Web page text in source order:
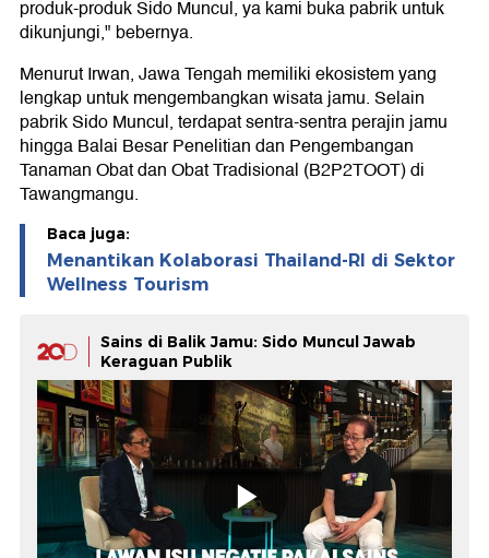
produk-produk Sido Muncul, ya kami buka pabrik untuk
dikunjungi," bebernya.
Menurut Irwan, Jawa Tengah memiliki ekosistem yang
lengkap untuk mengembangkan wisata jamu. Selain
pabrik Sido Muncul, terdapat sentra-sentra perajin jamu
hingga Balai Besar Penelitian dan Pengembangan
Tanaman Obat dan Obat Tradisional (B2P2TOOT) di
Tawangmangu.
Baca juga:
Menantikan Kolaborasi Thailand-RI di Sektor
Wellness Tourism
Sains di Balik Jamu: Sido Muncul Jawab
Keraguan Publik